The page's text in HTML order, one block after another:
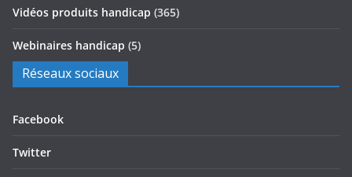
Vidéos produits handicap (365)
Webinaires handicap (5)
Réseaux sociaux
Facebook
Twitter